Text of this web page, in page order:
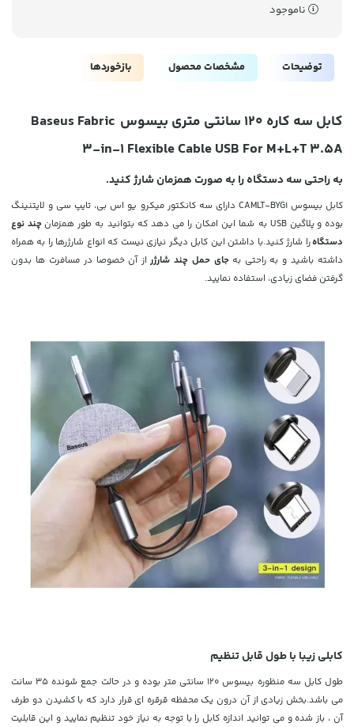
ناموجود
توضیحات مشخصات محصول بازخوردها
کابل سه کاره 120 سانتی متری بیسوس Baseus Fabric
3-in-1 Flexible Cable USB For M+L+T 3.5A
به راحتی سه دستگاه را به صورت همزمان شارژ کنید.
کابل بیسوس CAMLT-BYG1 دارای سه کانکتور میکرو یو اس بی، تایپ سی و لایتنینگ
بوده و پلاگین USB به شما این امکان را می دهد که بتوانید به طور همزمان
چند نوع
دستگاهرا شارژ کنید.با داشتن این کابل دیگر نیازی نیست که انواع شارژرها را به همراه
داشته باشید و به راحتی بهجای حمل چند شارژراز آن خصوصا در مسافرت ها بدون
گرفتن فضای زیادی، استفاده نمایید.
کابلی زیبا با طول قابل تنظیم
طول کابل سه منظوره بیسوس 120 سانتی متر بوده و در حالت جمع شونده 35 سانت
می باشد.بخش زیادی از آن درون یک محفظه قرقره ای قرار دارد که با کشیدن دو طرف
آن ، باز شده و می توانید اندازه کابل را با توجه به نیاز خود تنظیم نمایید و این قابلیت